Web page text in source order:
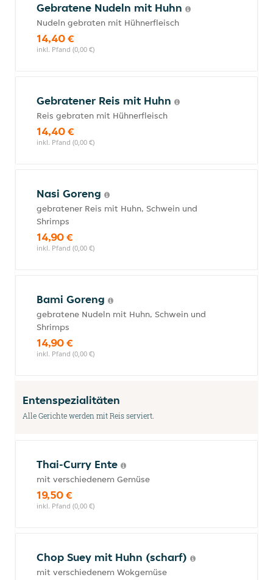
Gebratene Nudeln mit Huhn
Nudeln gebraten mit Hühnerfleisch
14,40 €
inkl. Pfand (0,00 €)
Gebratener Reis mit Huhn
Reis gebraten mit Hühnerfleisch
14,40 €
inkl. Pfand (0,00 €)
Nasi Goreng
gebratener Reis mit Huhn, Schwein und
Shrimps
14,90 €
inkl. Pfand (0,00 €)
Bami Goreng
gebratene Nudeln mit Huhn, Schwein und
Shrimps
14,90 €
inkl. Pfand (0,00 €)
Entenspezialitäten
Alle Gerichte werden mit Reis serviert.
Thai-Curry Ente
mit verschiedenem Gemüse
19,50 €
inkl. Pfand (0,00 €)
Chop Suey mit Huhn (scharf)
mit verschiedenem Wokgemüse